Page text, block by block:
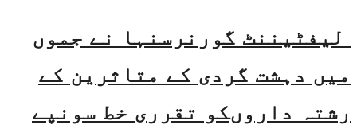
لیفٹیننٹ گورنرسنہا نے جموں
میں دہشت گردی کے متاثرین کے
رشتہ داروںکو تقرری خط سونپے